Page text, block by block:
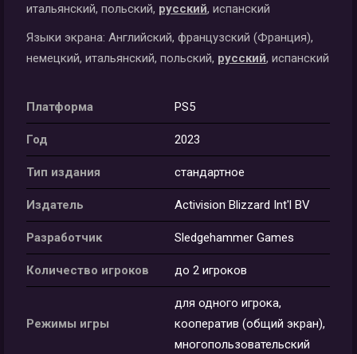
итальянский, польский, русский, испанский
Языки экрана: Английский, французский (Франция),
немецкий, итальянский, польский, русский, испанский
Платформа PS5
Год 2023
Тип издания стандартное
Издатель Activision Blizzard Int'l BV
Разработчик Sledgehammer Games
Количество игроков до 2 игроков
Режимы игры
для одного игрока,
кооператив (общий экран),
многопользовательский